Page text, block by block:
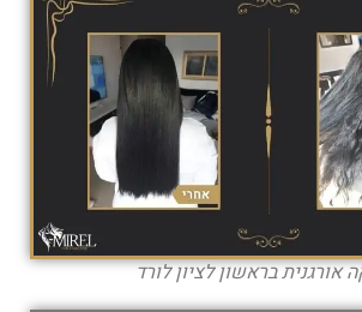
אורגנית בראשון לציון לורד